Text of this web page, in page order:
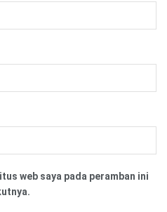
web saya pada peramban ini